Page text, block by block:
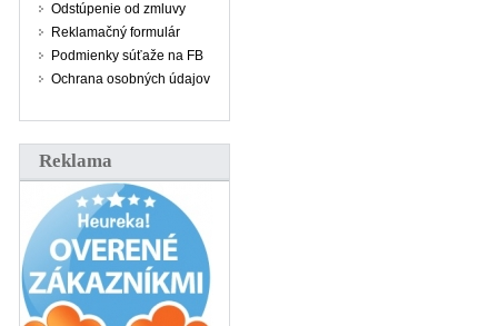
Odstúpenie od zmluvy
Reklamačný formulár
Podmienky súťaže na FB
Ochrana osobných údajov
Reklama